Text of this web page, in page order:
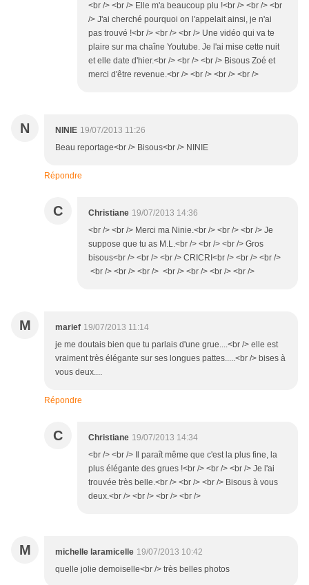
<br /> <br /> Elle m'a beaucoup plu !<br /> <br /> <br
/> J'ai cherché pourquoi on l'appelait ainsi, je n'ai
pas trouvé !<br /> <br /> <br /> Une vidéo qui va te
plaire sur ma chaîne Youtube. Je l'ai mise cette nuit
et elle date d'hier.<br /> <br /> <br /> Bisous Zoé et
merci d'être revenue.<br /> <br /> <br /> <br />
N NINIE 19/07/2013 11:26
Beau reportage<br /> Bisous<br /> NINIE
Répondre
C Christiane 19/07/2013 14:36
<br /> <br /> Merci ma Ninie.<br /> <br /> <br /> Je
suppose que tu as M.L.<br /> <br /> <br /> Gros
bisous<br /> <br /> <br /> CRICRI<br /> <br /> <br />
<br /> <br /> <br /> <br /> <br /> <br /> <br />
M marief 19/07/2013 11:14
je me doutais bien que tu parlais d'une grue....<br /> elle est
vraiment très élégante sur ses longues pattes.....<br /> bises à
vous deux....
Répondre
C Christiane 19/07/2013 14:34
<br /> <br /> Il paraît même que c'est la plus fine, la
plus élégante des grues !<br /> <br /> <br /> Je l'ai
trouvée très belle.<br /> <br /> <br /> Bisous à vous
deux.<br /> <br /> <br /> <br />
M michelle laramicelle 19/07/2013 10:42
quelle jolie demoiselle<br /> très belles photos